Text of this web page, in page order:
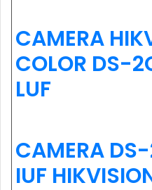
CAMERA
COLOR DS-
LUF
CAMERA
IUF